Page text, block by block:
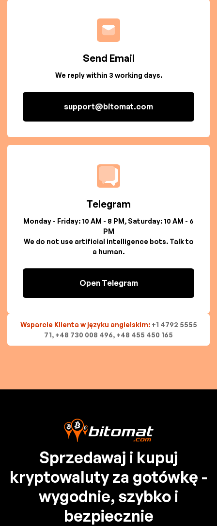
Send Email
We reply within 3 working days.
support@bitomat.com
Telegram
Monday - Friday: 10 AM - 8 PM, Saturday: 10 AM - 6
PM
We do not use artificial intelligence bots. Talk to
a human.
Open Telegram
Wsparcie Klienta w języku angielskim: +1 4792 5555
71, +48 730 008 496, +48 455 450 165
Sprzedawaj i kupuj
kryptowaluty za gotówkę -
wygodnie, szybko i
bezpiecznie